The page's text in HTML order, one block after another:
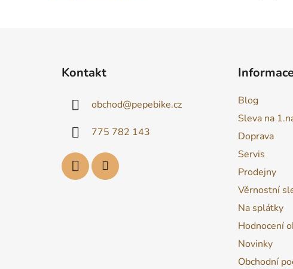
Kontakt
obchod@pepebike.cz
775 782 143
Blog
Sleva na
Doprava
Servis
Prodejny
Věrnostní
Na splátky
Hodnocení
Novinky
Obchodní